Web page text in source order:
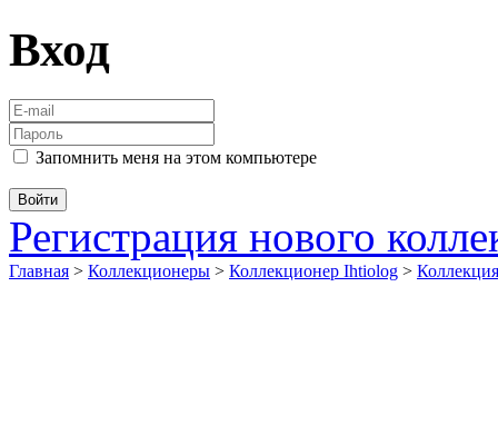
Вход
Запомнить меня на этом компьютере
Регистрация нового
Главная > Коллекционеры > Коллекционер Ihtiolog >